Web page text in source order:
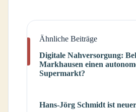
Ähnliche Beiträge
Digitale Nahversorgung:
Markhausen einen
Supermarkt?
Hans-Jörg Schmidt ist